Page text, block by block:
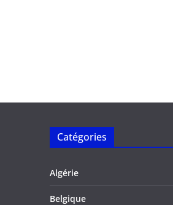
Catégories
Algérie
Belgique